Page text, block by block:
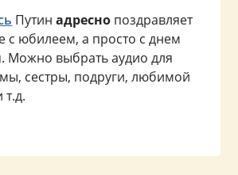
Путинадресно поздравляет
с юбилеем, а просто с днем
Можно выбрать аудио для
сестры, подруги, любимой
т.д.